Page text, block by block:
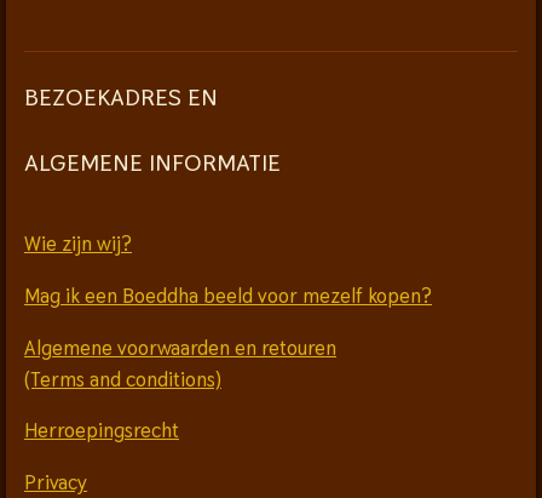
BEZOEKADRES EN
ALGEMENE INFORMATIE
Wie zijn wij?
Mag ik een Boeddha beeld voor mezelf kopen?
Algemene voorwaarden en retouren
(Terms and conditions)
Herroepingsrecht
Privacy